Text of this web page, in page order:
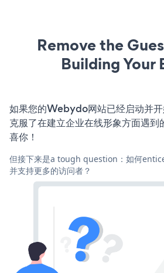
Remove the
Building Your
如果您的Webydo网站已经启动并
克服了在建立企业在线形象方面遇到
喜你！
但接下来是a tough question：如何
并支持更多的访问者？